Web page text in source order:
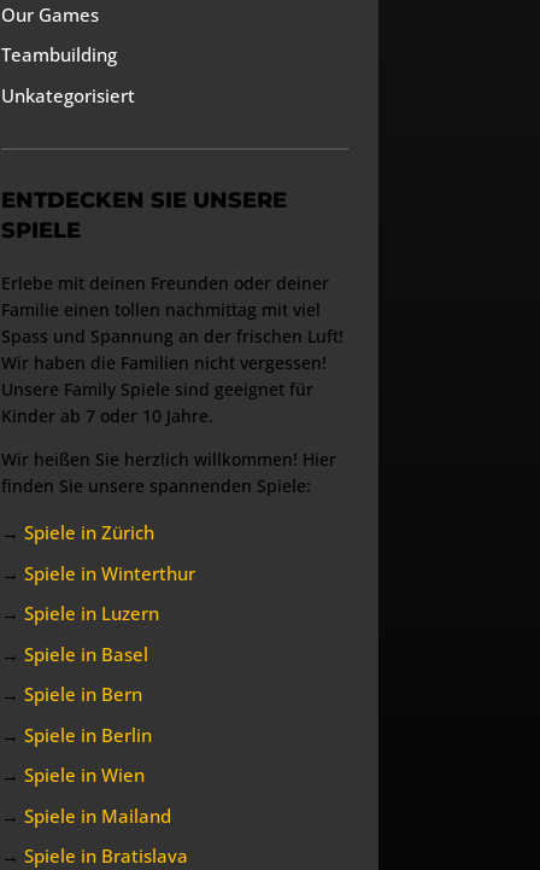
Our Games
Teambuilding
Unkategorisiert
ENTDECKEN SIE UNSERE
SPIELE
Erlebe mit deinen Freunden oder deiner
Familie einen tollen nachmittag mit viel
Spass und Spannung an der frischen Luft!
Wir haben die Familien nicht vergessen!
Unsere Family Spiele sind geeignet für
Kinder ab 7 oder 10 Jahre.
Wir heißen Sie herzlich willkommen! Hier
finden Sie unsere spannenden Spiele:
→ Spiele in Zürich
→ Spiele in Winterthur
→ Spiele in Luzern
→ Spiele in Basel
→ Spiele in Bern
→ Spiele in Berlin
→ Spiele in Wien
→ Spiele in Mailand
→ Spiele in Bratislava